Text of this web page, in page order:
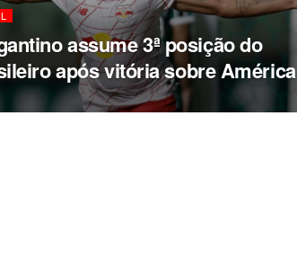
assume 3ª posição do
após vitória sobre América